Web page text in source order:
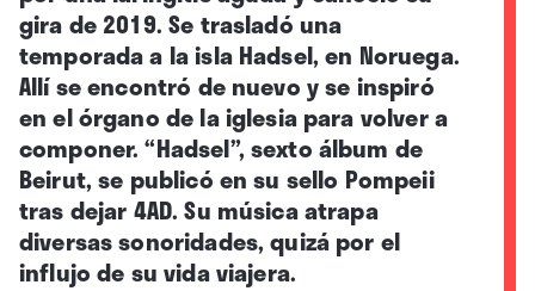
gira de 2019. Se trasladó una
temporada a la isla Hadsel, en Noruega.
Allí se encontró de nuevo y se inspiró
en el órgano de la iglesia para volver a
componer. “Hadsel”, sexto álbum de
Beirut, se publicó en su sello Pompeii
tras dejar 4AD. Su música atrapa
diversas sonoridades, quizá por el
influjo de su vida viajera.